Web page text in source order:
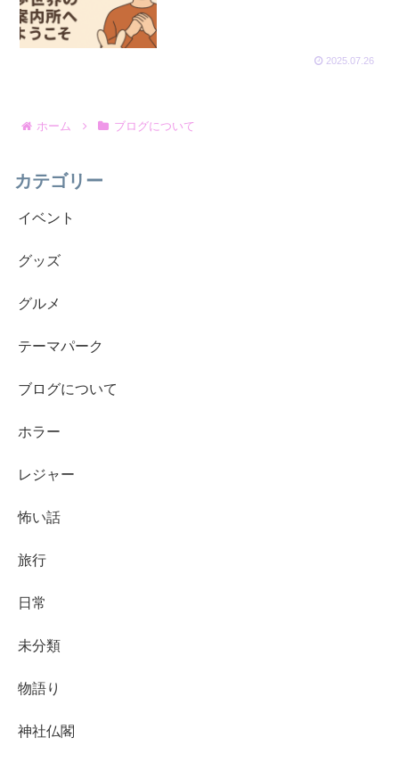
2025.07.26
ホーム ブログについて
カテゴリー
イベント
グッズ
グルメ
テーマパーク
ブログについて
ホラー
レジャー
怖い話
旅行
日常
未分類
物語り
神社仏閣